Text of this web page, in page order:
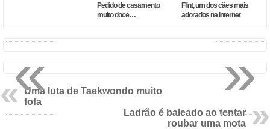
Pedido de casamento
muito doce…
Flint, um dos cães mais
adorados na internet
Uma luta de Taekwondo muito
fofa
Ladrão é baleado ao tentar
roubar uma mota
»
«